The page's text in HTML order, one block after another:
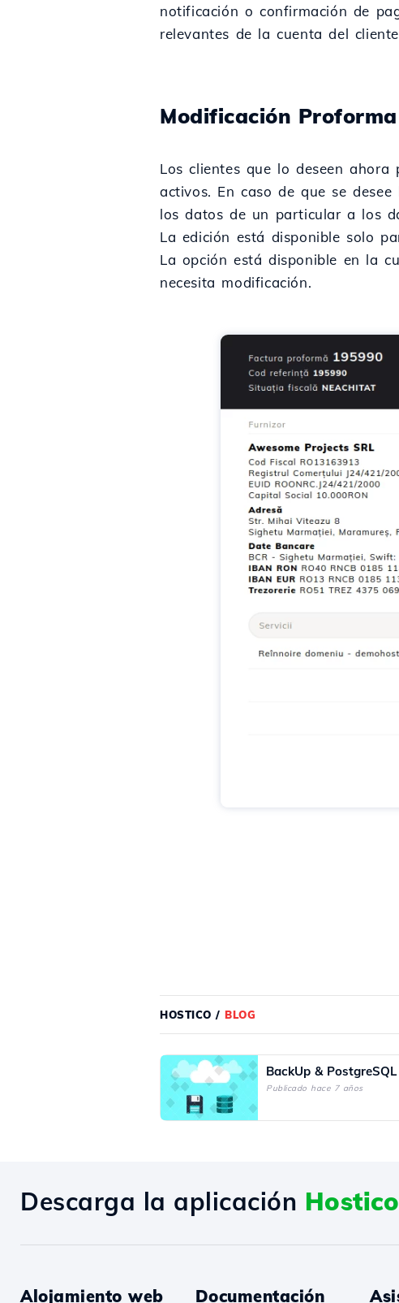
notificación o confirmación de
relevantes de la cuenta del
Modificación Proforma
Los clientes que lo deseen
activos. En caso de que se
los datos de un particular a los
La edición está disponible solo
La opción está disponible en la
necesita modificación.
HOSTICO / BLOG
BackUp & PostgreSQL
Publicado hace 7 años
Descarga la aplicación Hostico
Alojamiento web Documentación